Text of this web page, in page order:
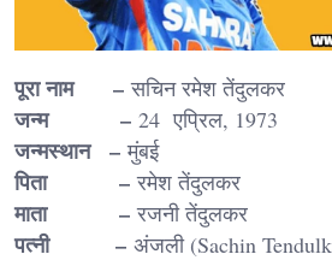
पूरा नाम – सचिन रमेश तेंदुलकर
जन्म – 24 एप्रिल, 1973
जन्मस्थान – मुंबई
पिता – रमेश तेंदुलकर
माता – रजनी तेंदुलकर
पत्नी – अंजली (Sachin